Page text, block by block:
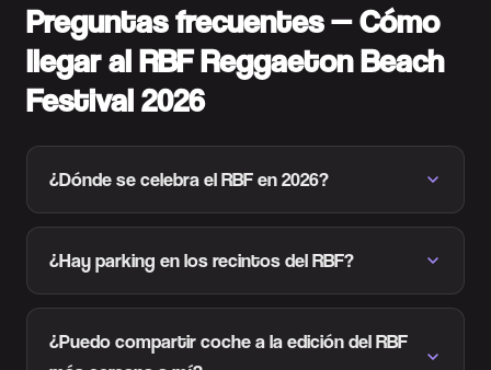
Preguntas frecuentes — Cómo
llegar al RBF Reggaeton Beach
Festival 2026
¿Dónde se celebra el RBF en 2026?
¿Hay parking en los recintos del RBF?
¿Puedo compartir coche a la edición del RBF